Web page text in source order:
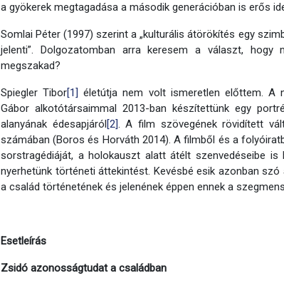
a gyökerek megtagadása a második generációban is erős
Somlai Péter (1997) szerint a „kulturális átörökítés egy
jelenti”. Dolgozatomban arra keresem a választ,
megszakad?
Spiegler Tibor[1] életútja nem volt ismeretlen előttem. A
Gábor alkotótársaimmal 2013-ban készítettünk egy
alanyának édesapjáról[2]. A film szövegének rövidített
számában (Boros és Horváth 2014). A filmből és a
sorstragédiáját, a holokauszt alatt átélt szenvedéseibe is
nyerhetünk történeti áttekintést. Kevésbé esik azonban
a család történetének és jelenének éppen ennek a
Esetleírás
Zsidó azonosságtudat a családban